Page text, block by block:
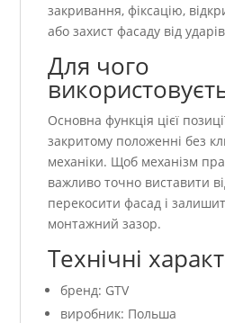
закривання, фіксацію,
або захист фасаду від
Для чого
Основна функція цієї
закритому положенні без
механіки. Щоб механізм
важливо точно виставити
перекосити фасад і
монтажний зазор.
Технічні
бренд: GTV
виробник: Польша